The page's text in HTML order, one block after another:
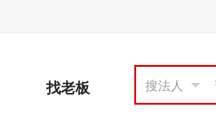
找老板 搜法人